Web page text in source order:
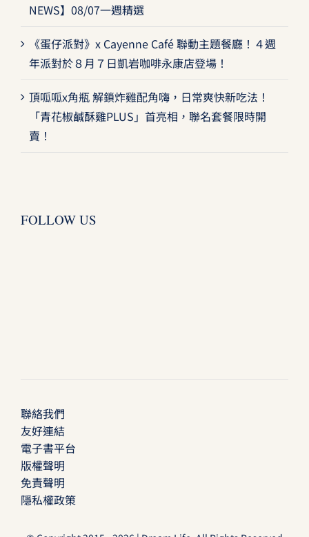
NEWS】08/07一週精選
《蛋仔派對》x Cayenne Café 聯動主題餐廳！４週
年派對於８月７日凱岩咖啡永康店登場！
頂呱呱x角瓶 解鎖炸雞配角嗨，日常爽快新吃法！
「青花椒鹹酥雞PLUS」首亮相，聯名套餐限時開
賣！
FOLLOW US
聯絡我們
友好連結
電子書平台
版權聲明
免責聲明
隱私權政策